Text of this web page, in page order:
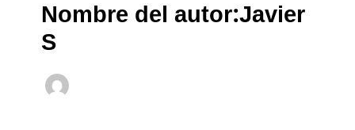
Nombre del autor:Javier
S